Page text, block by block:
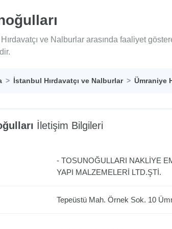
ve Nalburlar arasında faaliyet
İstanbul Hırdavatçı ve Nalburlar Ümraniye
İletişim Bilgileri
- TOSUNOĞULLARI NAKLİYE
YAPI MALZEMELERİ LTD.ŞTİ.
Tepeüstü Mah. Örnek Sok. 10